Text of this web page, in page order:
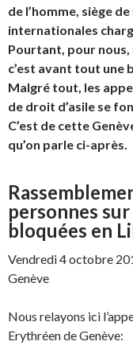
de l’homme, siège
internationales
Pourtant, pour nous,
c’est avant tout une
Malgré tout, les
de droit d’asile se
C’est de cette
qu’on parle ci-après.
personnes
bloquées en
Vendredi 4 octobre
Genève
Nous relayons ici
Erythréen de Genève: